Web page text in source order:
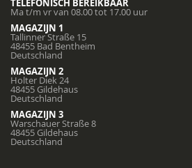
Ma t/m vr van 08.00 tot 17.00 uur
MAGAZIJN 1
Tallinner Straße 15
48455 Bad Bentheim
Deutschland
MAGAZIJN 2
Holter Diek 24
48455 Gildehaus
Deutschland
MAGAZIJN 3
Warschauer Straße 8
48455 Gildehaus
Deutschland